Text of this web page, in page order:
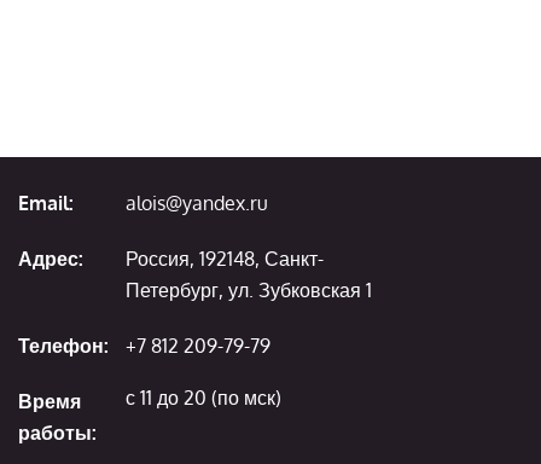
Email: alois@yandex.ru
Адрес:
Россия, 192148, Санкт-
Петербург, ул. Зубковская 1
Телефон: +7 812 209-79-79
Время
работы:
с 11 до 20 (по мск)